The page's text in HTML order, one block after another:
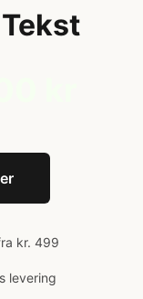
kr. 499
levering